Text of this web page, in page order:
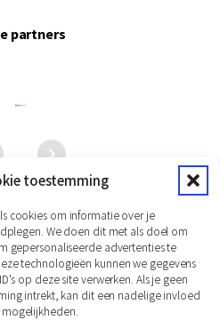
toestemming
cookies om informatie over je
We doen dit met als doel om
gepersonaliseerde advertenties te
technologieën kunnen we gegevens
op deze site verwerken. Als je geen
intrekt, kan dit een nadelige invloed
partners